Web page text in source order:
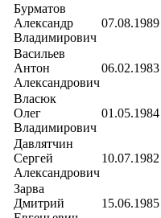
Бурматов
Александр
Владимирович
07.08.1989
Васильев
Антон
Александрович
06.02.1983
Власюк
Олег
Владимирович
01.05.1984
Давлятчин
Сергей
Александрович
10.07.1982
Зарва
Дмитрий
15.06.1985